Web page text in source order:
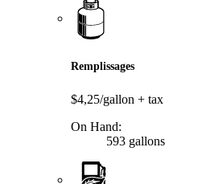
Remplissages
$4,25/gallon + tax
On Hand:
593 gallons